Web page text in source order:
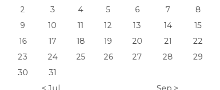
2
3 4 5 6 7
8
9
10 11 12 13 14
15
16
17 18 19 20 21
22
23
24 25 26 27 28
29
30
31